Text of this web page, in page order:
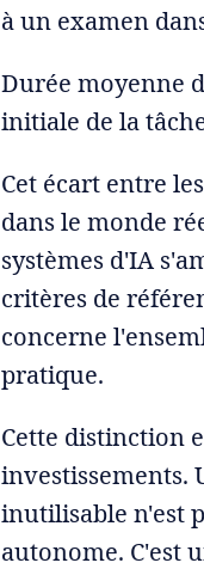
à un examen
Durée moyenne
initiale de la
Cet écart entre
dans le monde
systèmes d'IA
critères de
concerne
pratique.
Cette distinction
investissements.
inutilisable n'est
autonome. C'est